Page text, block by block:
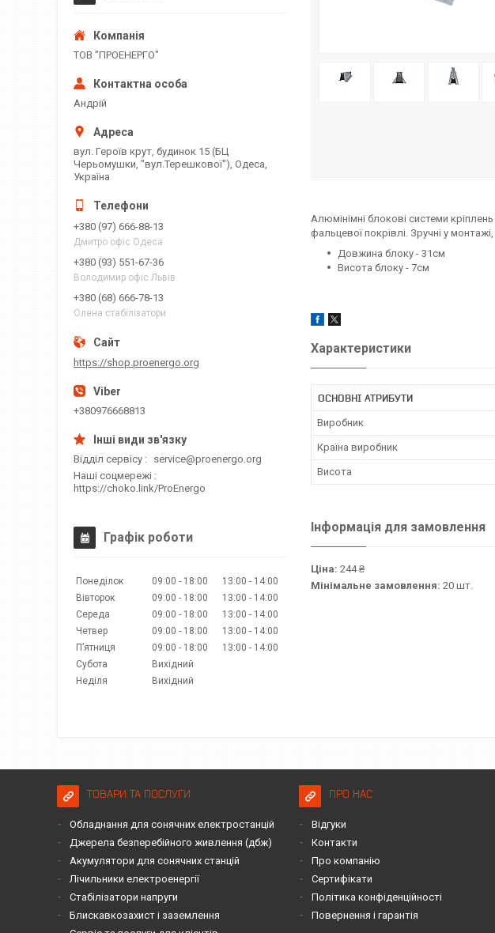
Алюмінімні блокові системи
фальцевої покрівлі. Зручні у
Довжина блоку - 31см
Висота блоку - 7см
Характеристики
ОСНОВНІ АТРИБУТИ
Виробник
Країна виробник
Висота
Інформація для замовлення
Ціна: 244 ₴
Мінімальне замовлення: 20 шт.
ТОВ "ПРОЕНЕРГО"
Андрій
вул. Героїв крут, будинок 15 (БЦ
Черьомушки, "вул.Терешкової"), Одеса,
Україна
+380 (97) 666-88-13
Дмитро офіс Одеса
+380 (93) 551-67-36
Володимир офіс Львів
+380 (68) 666-78-13
Олена стабілізатори
https://shop.proenergo.org
+380976668813
Відділ сервісу
service@proenergo.org
Наші соцмережі
https://choko.link/ProEnergo
Графік роботи
Понеділок 09:00 18:00 13:00
14:00
Вівторок
09:00 18:00 13:00
14:00
Середа
09:00 18:00 13:00
14:00
Четвер
09:00 18:00 13:00
14:00
Пʼятниця
09:00 18:00 13:00
14:00
Субота
Вихідний
Неділя
Вихідний
ТОВАРИ ТА ПОСЛУГИ
Обладнання для сонячних електростанцій
Джерела безперебійного живлення (дбж)
Акумулятори для сонячних станцій
Лічильники електроенергії
Стабілізатори напруги
Блискавкозахист і заземлення
ПРО НАС
Відгуки
Контакти
Про компанію
Сертифікати
Політика конфіденційності
Повернення і гарантія